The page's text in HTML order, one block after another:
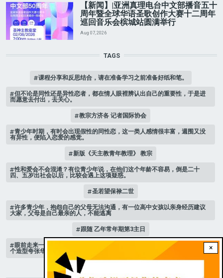
×
【新闻】|亚洲真理电台中文部播音五十
周年暨全球华语圣歌创作大赛十二周年
巡回音乐会槟城站圆满举行
Aug 07, 2026
TAGS
课程分享和反思结合，请在准备学习之前准备好纸和笔。
但不论是同性还是异性恋者，都在情人眼裡辨认出自己的重要性，于是进
而愿意去付出，去关心。
教宗方济各 记者国际协会
青少年时期，有时会出现假性的同性恋，这一类人感情很丰富，週围又没
有异性，便陷入恋爱的感觉。
新版《天主教青年教理》 教宗
性和爱会不会混淆？有位青少年说，在他们这个年龄不容易，倒是二十
四、五岁出社会以后，比较会遇上这项疑惑。
圣若望保禄二世
许多青少年，抱怨自己的父母无法沟通，有一位高中女孩以亲身经历建议
大家，父母是自己最亲的人，不能逃离
跟随 乙年常年期第3主日
眼前走来一位魔女，可爱的妖媚中带点邪恶，身上穿著宫廷的小丑服，整
个造型夸张华丽，非常特殊。